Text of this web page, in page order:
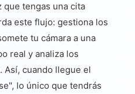
que tengas una cita
este flujo: gestiona los
tu cámara a una
real y analiza los
Así, cuando llegue el
lo único que tendrás